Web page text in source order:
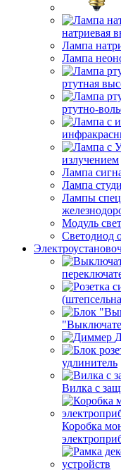
натриевая
Лампа
Лампа
ртутная
ртутно-
излучением
Лампа
Лампа
Лампы
Модуль
Светодиод
удлинитель
Вилка с
Коробка